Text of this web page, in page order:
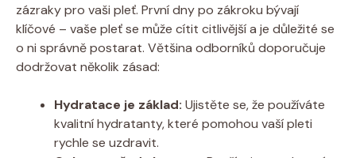
zázraky pro vaši pleť. První dny po zákroku bývají
klíčové – vaše pleť se může cítit citlivější a je důležité se
o ni správně postarat. Většina odborníků doporučuje
dodržovat několik zásad:
Hydratace je základ: Ujistěte se, že používáte
kvalitní hydratanty, které pomohou vaší pleti
rychle se uzdravit.